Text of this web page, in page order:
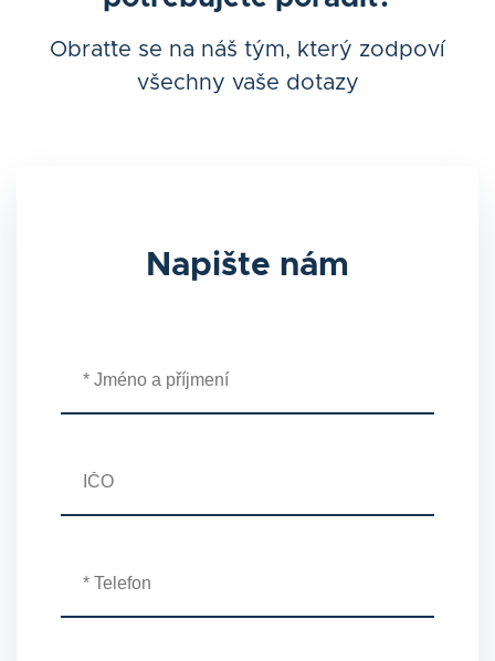
rozhraní.
Obraťte se na náš tým, který zodpoví
všechny vaše dotazy
Napište nám